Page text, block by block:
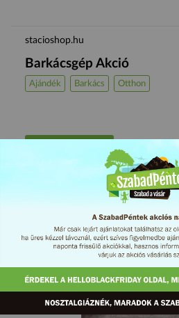
stacioshop.hu
Barkácsgép Akció
Ajándék Barkács Otthon